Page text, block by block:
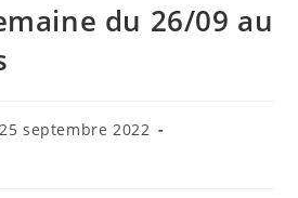
du 26/09 au
25 septembre 2022